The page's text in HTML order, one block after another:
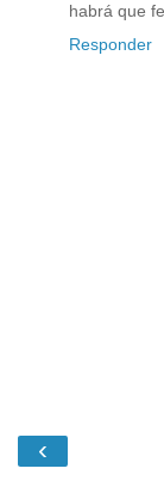
habrá que
Responder
‹